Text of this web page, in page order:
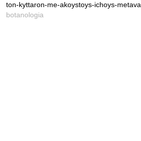
ton-kyttaron-me-akoystoys-ichoys-
botanologia